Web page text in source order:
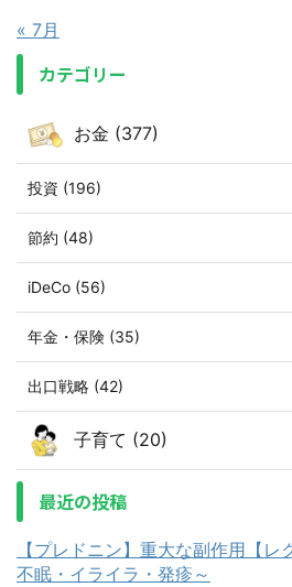
« 7月
カテゴリー
お金 (377)
投資 (196)
節約 (48)
iDeCo (56)
年金・保険 (35)
出口戦略 (42)
子育て (20)
最近の投稿
【プレドニン】重大な副作用【レ
不眠・イライラ・発疹～